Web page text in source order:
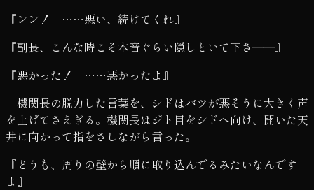
『ンン！ ……悪い、続けてくれ』
『副長、こんな時こそ本音ぐらい隠しといて下さ――』
『悪かった！ ……悪かったよ』
機関長の脱力した言葉を、シドはバツが悪そうに大きく声
を上げてさえぎる。機関長はジト目をシドへ向け、開いた天
井に向かって指をさしながら言った。
『どうも、周りの壁から順に取り込んでるみたいなんです
よ』